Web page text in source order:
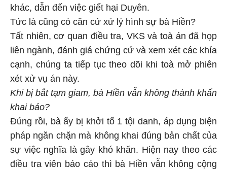
khác, dẫn đến việc giết hại Duyên.
Tức là cũng có căn cứ xử lý hình sự bà Hiền?
Tất nhiên, cơ quan điều tra, VKS và toà án đã họp
liên ngành, đánh giá chứng cứ và xem xét các khía
cạnh, chúng ta tiếp tục theo dõi khi toà mở phiên
xét xử vụ án này.
Khi bị bắt tạm giam, bà Hiền vẫn không thành khẩn
khai báo?
Đúng rồi, bà ấy bị khởi tố 1 tội danh, áp dụng biện
pháp ngăn chặn mà không khai đúng bản chất của
sự việc nghĩa là gây khó khăn. Hiện nay theo các
điều tra viên báo cáo thì bà Hiền vẫn không cộng